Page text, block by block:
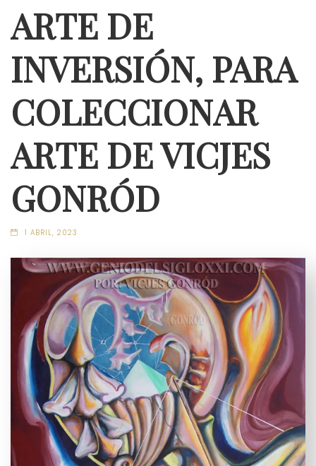
ARTE DE
INVERSIÓN, PARA
COLECCIONAR
ARTE DE VICJES
GONRÓD
1 ABRIL, 2023